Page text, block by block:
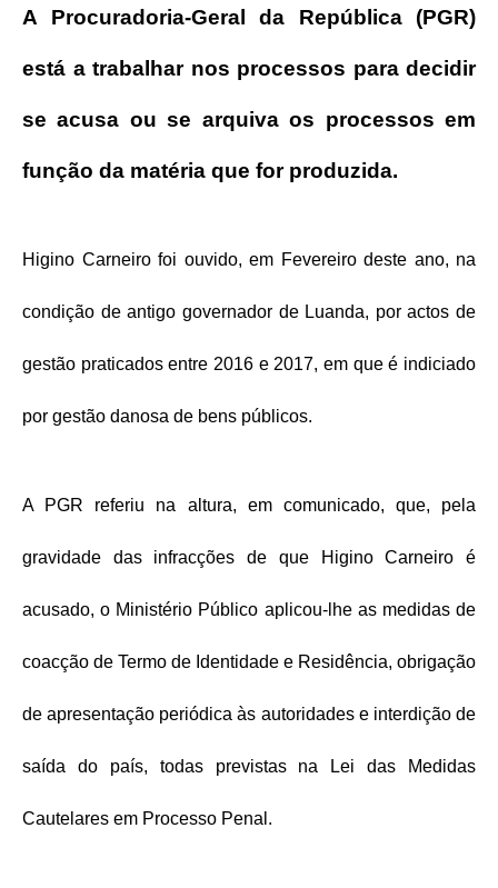
A Procuradoria-Geral da República (PGR)
está a trabalhar nos processos para decidir
se acusa ou se arquiva os processos em
função da matéria que for produzida.
Higino Carneiro foi ouvido, em Fevereiro deste ano, na
condição de antigo governador de Luanda, por actos de
gestão praticados entre 2016 e 2017, em que é indiciado
por gestão danosa de bens públicos.
A PGR referiu na altura, em comunicado, que, pela
gravidade das infracções de que Higino Carneiro é
acusado, o Ministério Público aplicou-lhe as medidas de
coacção de Termo de Identidade e Residência, obrigação
de apresentação periódica às autoridades e interdição de
saída do país, todas previstas na Lei das Medidas
Cautelares em Processo Penal.